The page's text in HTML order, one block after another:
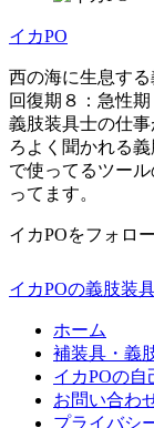
イカPO
西の海に生息する
回復期８：急性期
義肢装具士の仕
ろよく聞かれる
で使ってるツー
ってます。
イカPOをフォロ
イカPOの義肢装
ホーム
補装具・義
イカPOの自
お問い合わ
プライバシ